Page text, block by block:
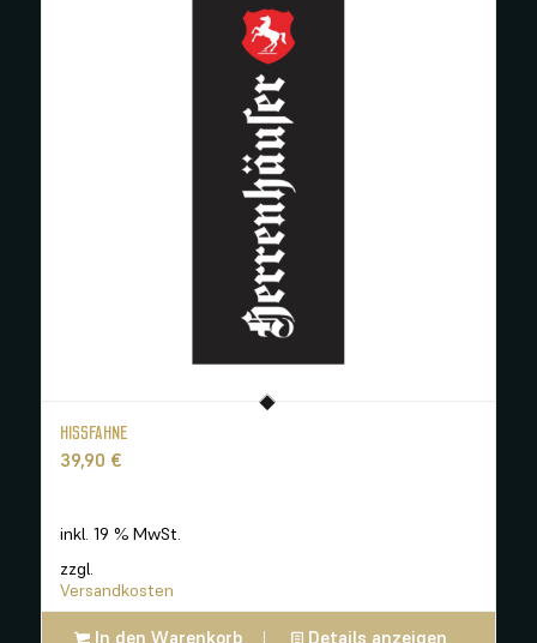
HISSFAHNE
39,90 €
inkl. 19 % MwSt.
zzgl.
Versandkosten
In den Warenkorb Details anzeigen